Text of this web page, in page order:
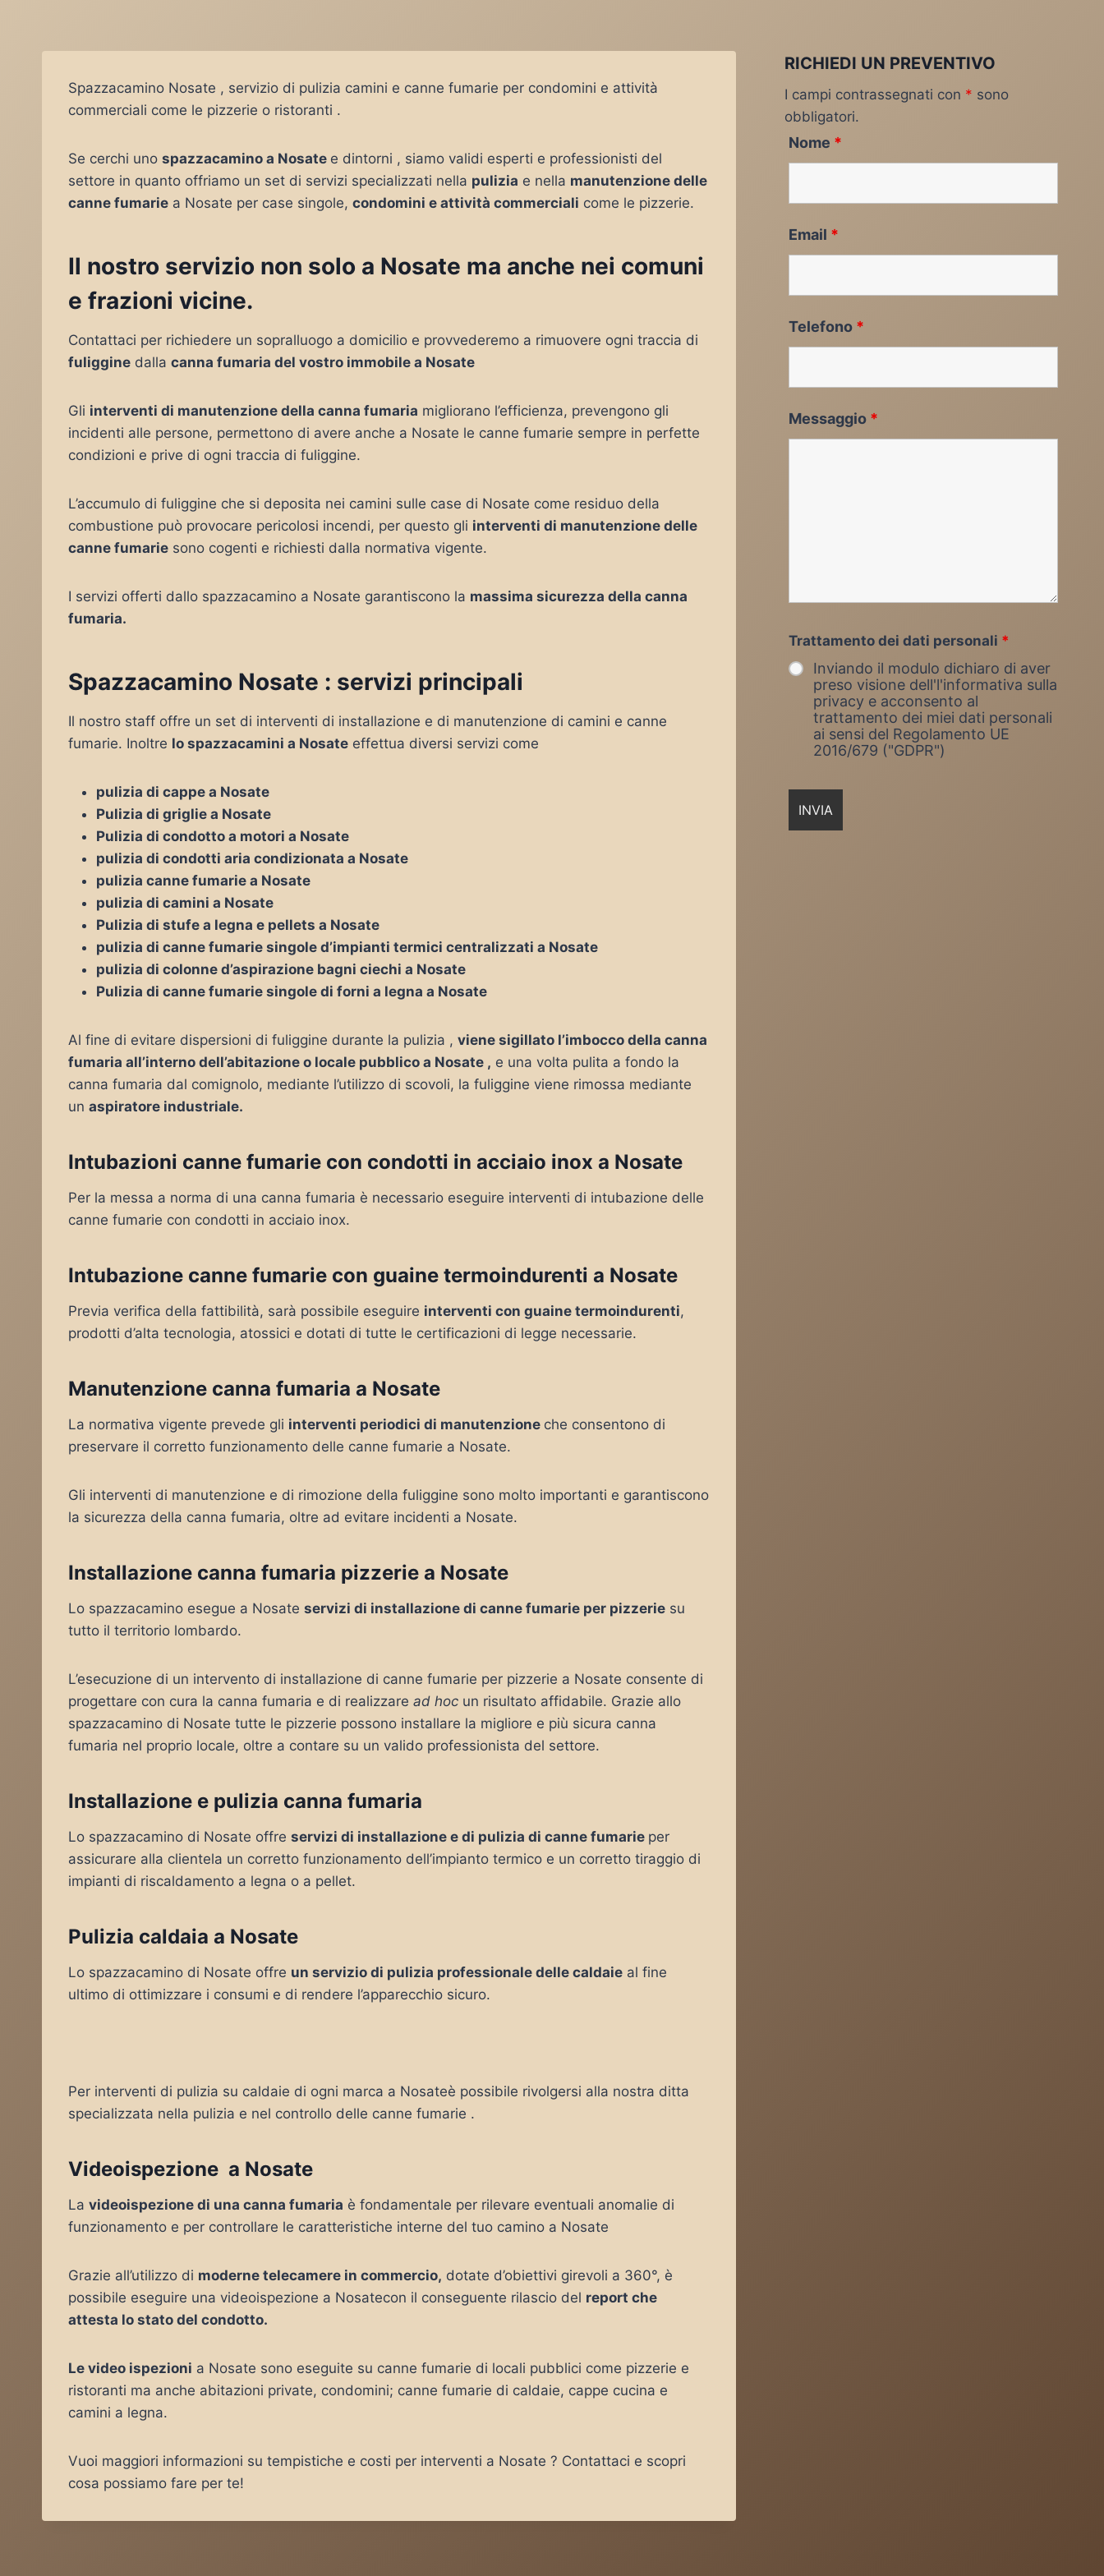
Spazzacamino Nosate , servizio di pulizia camini e canne fumarie per condomini e attività
commerciali come le pizzerie o ristoranti .
Se cerchi uno spazzacamino a Nosate e dintorni , siamo validi esperti e professionisti del
settore in quanto offriamo un set di servizi specializzati nella pulizia e nella manutenzione delle
canne fumarie a Nosate per case singole, condomini e attività commerciali come le pizzerie.
Il nostro servizio non solo a Nosate ma anche nei comuni
e frazioni vicine.
Contattaci per richiedere un sopralluogo a domicilio e provvederemo a rimuovere ogni traccia di
fuliggine dalla canna fumaria del vostro immobile a Nosate
Gli interventi di manutenzione della canna fumaria migliorano l’efficienza, prevengono gli
incidenti alle persone, permettono di avere anche a Nosate le canne fumarie sempre in perfette
condizioni e prive di ogni traccia di fuliggine.
L’accumulo di fuliggine che si deposita nei camini sulle case di Nosate come residuo della
combustione può provocare pericolosi incendi, per questo gli interventi di manutenzione delle
canne fumarie sono cogenti e richiesti dalla normativa vigente.
I servizi offerti dallo spazzacamino a Nosate garantiscono la massima sicurezza della canna
fumaria.
Spazzacamino Nosate : servizi principali
Il nostro staff offre un set di interventi di installazione e di manutenzione di camini e canne
fumarie. Inoltre lo spazzacamini a Nosate effettua diversi servizi come
pulizia di cappe a Nosate
Pulizia di griglie a Nosate
Pulizia di condotto a motori a Nosate
pulizia di condotti aria condizionata a Nosate
pulizia canne fumarie a Nosate
pulizia di camini a Nosate
Pulizia di stufe a legna e pellets a Nosate
pulizia di canne fumarie singole d’impianti termici centralizzati a Nosate
pulizia di colonne d’aspirazione bagni ciechi a Nosate
Pulizia di canne fumarie singole di forni a legna a Nosate
Al fine di evitare dispersioni di fuliggine durante la pulizia , viene sigillato l’imbocco della canna
fumaria all’interno dell’abitazione o locale pubblico a Nosate , e una volta pulita a fondo la
canna fumaria dal comignolo, mediante l’utilizzo di scovoli, la fuliggine viene rimossa mediante
un aspiratore industriale.
Intubazioni canne fumarie con condotti in acciaio inox a Nosate
Per la messa a norma di una canna fumaria è necessario eseguire interventi di intubazione delle
canne fumarie con condotti in acciaio inox.
Intubazione canne fumarie con guaine termoindurenti a Nosate
Previa verifica della fattibilità, sarà possibile eseguire interventi con guaine termoindurenti,
prodotti d’alta tecnologia, atossici e dotati di tutte le certificazioni di legge necessarie.
Manutenzione canna fumaria a Nosate
La normativa vigente prevede gli interventi periodici di manutenzione che consentono di
preservare il corretto funzionamento delle canne fumarie a Nosate.
Gli interventi di manutenzione e di rimozione della fuliggine sono molto importanti e garantiscono
la sicurezza della canna fumaria, oltre ad evitare incidenti a Nosate.
Installazione canna fumaria pizzerie a Nosate
Lo spazzacamino esegue a Nosate servizi di installazione di canne fumarie per pizzerie su
tutto il territorio lombardo.
L’esecuzione di un intervento di installazione di canne fumarie per pizzerie a Nosate consente di
progettare con cura la canna fumaria e di realizzare ad hoc un risultato affidabile. Grazie allo
spazzacamino di Nosate tutte le pizzerie possono installare la migliore e più sicura canna
fumaria nel proprio locale, oltre a contare su un valido professionista del settore.
Installazione e pulizia canna fumaria
Lo spazzacamino di Nosate offre servizi di installazione e di pulizia di canne fumarie per
assicurare alla clientela un corretto funzionamento dell’impianto termico e un corretto tiraggio di
impianti di riscaldamento a legna o a pellet.
Pulizia caldaia a Nosate
Lo spazzacamino di Nosate offre un servizio di pulizia professionale delle caldaie al fine
ultimo di ottimizzare i consumi e di rendere l’apparecchio sicuro.
Per interventi di pulizia su caldaie di ogni marca a Nosateè possibile rivolgersi alla nostra ditta
specializzata nella pulizia e nel controllo delle canne fumarie .
Videoispezione a Nosate
La videoispezione di una canna fumaria è fondamentale per rilevare eventuali anomalie di
funzionamento e per controllare le caratteristiche interne del tuo camino a Nosate
Grazie all’utilizzo di moderne telecamere in commercio, dotate d’obiettivi girevoli a 360°, è
possibile eseguire una videoispezione a Nosatecon il conseguente rilascio del report che
attesta lo stato del condotto.
Le video ispezioni a Nosate sono eseguite su canne fumarie di locali pubblici come pizzerie e
ristoranti ma anche abitazioni private, condomini; canne fumarie di caldaie, cappe cucina e
camini a legna.
Vuoi maggiori informazioni su tempistiche e costi per interventi a Nosate ? Contattaci e scopri
cosa possiamo fare per te!
RICHIEDI UN PREVENTIVO
I campi contrassegnati con * sono
obbligatori.
Nome *
Email *
Telefono *
Messaggio *
Trattamento dei dati personali *
Inviando il modulo dichiaro di aver
preso visione dell'l'informativa sulla
privacy e acconsento al
trattamento dei miei dati personali
ai sensi del Regolamento UE
2016/679 ("GDPR")